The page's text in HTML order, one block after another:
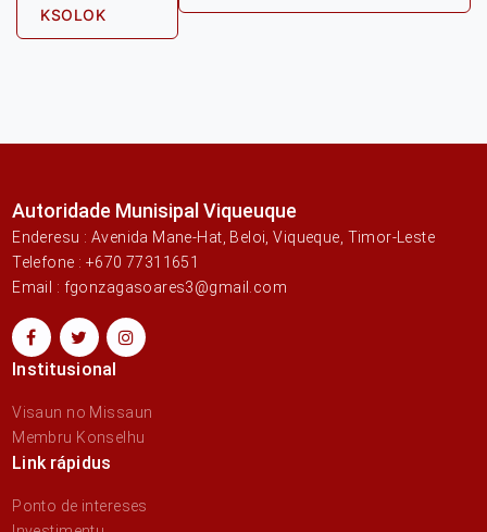
KSOLOK
Autoridade Munisipal Viqueuque
Enderesu : Avenida Mane-Hat, Beloi, Viqueque, Timor-Leste
Telefone : +670 77311651
Email : fgonzagasoares3@gmail.com
Institusional
Visaun no Missaun
Membru Konselhu
Link rápidus
Ponto de intereses